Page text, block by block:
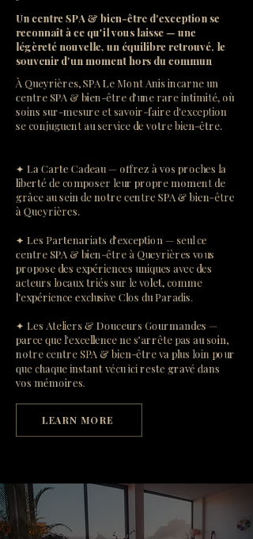
Un centre SPA & bien-être d'exception se
reconnaît à ce qu'il vous laisse — une
légèreté nouvelle, un équilibre retrouvé, le
souvenir d'un moment hors du commun
À Queyrières, SPA Le Mont Anis incarne un
centre SPA & bien-être d'une rare intimité, où
soins sur-mesure et savoir-faire d'exception
se conjuguent au service de votre bien-être.
✦ La Carte Cadeau — offrez à vos proches la
liberté de composer leur propre moment de
grâce au sein de notre centre SPA & bien-être
à Queyrières.
✦ Les Partenariats d'exception — seul ce
centre SPA & bien-être à Queyrières vous
propose des expériences uniques avec des
acteurs locaux triés sur le volet, comme
l'expérience exclusive Clos du Paradis.
✦ Les Ateliers & Douceurs Gourmandes —
parce que l'excellence ne s'arrête pas au soin,
notre centre SPA & bien-être va plus loin pour
que chaque instant vécu ici reste gravé dans
vos mémoires.
LEARN MORE